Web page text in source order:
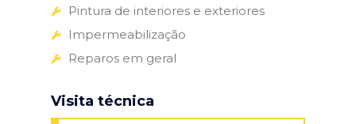
Pintura de interiores e exteriores
Impermeabilização
Reparos em geral
Visita técnica